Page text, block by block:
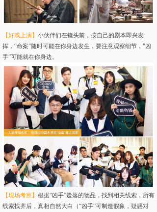
【好戏上演】 小伙伴们在镜头前，按自己的剧本即兴发
挥，“命案”随时可能在你身边发生，要注意观察细节，"凶
手”可能就在你身边。
【现场考察】 根据“凶手”遗落的物品，找到相关线索，所有
线索找齐后，真相自然大白（“凶手”可制造假象，疑惑对